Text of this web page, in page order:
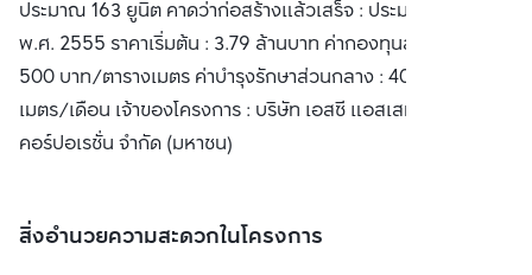
ประมาณ 163 ยูนิต คาดว่าก่อสร้างแล้วเสร็จ : ประมาณ ปลายปี
พ.ศ. 2555 ราคาเริ่มต้น : 3.79 ล้านบาท ค่ากองทุนส่วนกลาง :
500 บาท/ตารางเมตร ค่าบำรุงรักษาส่วนกลาง : 40 บาท/ตาราง
เมตร/เดือน เจ้าของโครงการ : บริษัท เอสซี แอสเสท
คอร์ปอเรชั่น จำกัด (มหาชน)
สิ่งอำนวยความสะดวกในโครงการ